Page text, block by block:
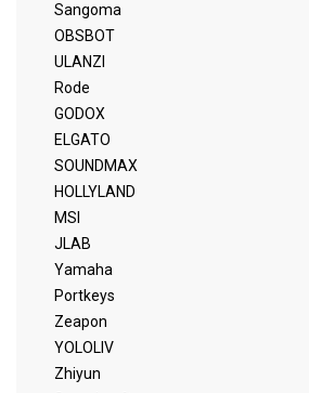
Sangoma
OBSBOT
ULANZI
Rode
GODOX
ELGATO
SOUNDMAX
HOLLYLAND
MSI
JLAB
Yamaha
Portkeys
Zeapon
YOLOLIV
Zhiyun